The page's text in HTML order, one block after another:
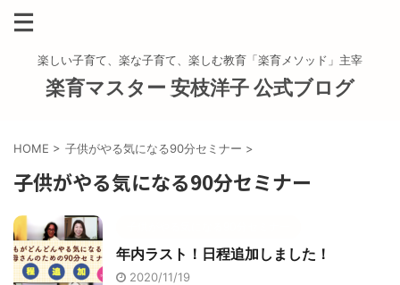
楽しい子育て、楽な子育て、楽しむ教育「楽育メソッド」主宰
楽育マスター 安枝洋子 公式ブログ
HOME > 子供がやる気になる90分セミナー >
子供がやる気になる90分セミナー
年内ラスト！日程追加しました！
2020/11/19